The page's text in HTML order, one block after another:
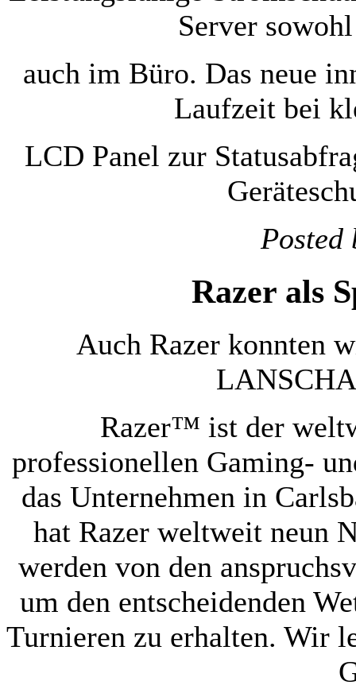
Server
auch im Büro. Das neue
Laufzeit bei
LCD Panel zur
Posted
Razer als
Auch Razer konnten
Razer™ ist der
professionellen Gaming-
das Unternehmen in
hat Razer weltweit neun
werden von den
um den entscheidenden
Turnieren zu erhalten. Wir